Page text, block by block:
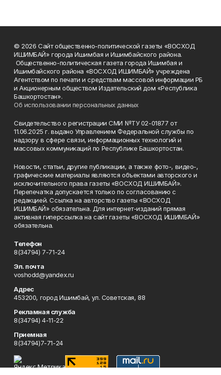
© 2026 Сайт общественно-политической газеты «ВОСХОД
ИШИМБАЙ» города Ишимбая и Ишимбайского района.
Общественно-политическая газета города Ишимбая и
Ишимбайского района «ВОСХОД ИШИМБАЙ» учреждена
Агентством по печати и средствам массовой информации РБ
и Акционерным обществом Издательский дом «Республика
Башкортостан».
Об использовании персональных данных
Свидетельство о регистрации СМИ №ТУ 02-01877 от
11.06.2025 г. выдано Управлением Федеральной службы по
надзору в сфере связи, информационных технологий и
массовых коммуникаций по Республике Башкортостан.
Новости, статьи, другие публикации, а также фото-, видео-,
графические материалы являются объектами авторского и
исключительного права газеты «ВОСХОД ИШИМБАЙ».
Перепечатка допускается только по согласованию с
редакцией. Ссылка на авторство газеты «ВОСХОД
ИШИМБАЙ» обязательна. Для интернет-изданий прямая
активная гиперссылка на сайт газеты «ВОСХОД ИШИМБАЙ»
обязательна.
Телефон
8(34794) 7-71-24
Эл. почта
voshodd@yandex.ru
Адрес
453200, город Ишимбай, ул. Советская, 88
Рекламная служба
8(34794) 4-11-22
Приемная
8(34794)7-71-24